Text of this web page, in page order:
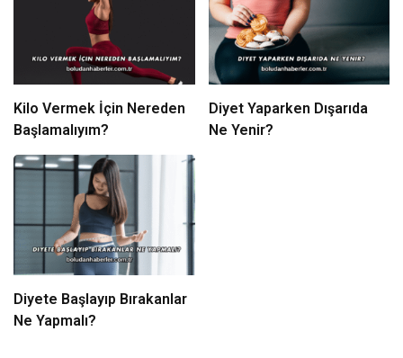
Kilo Vermek İçin Nereden
Başlamalıyım?
Diyet Yaparken Dışarıda
Ne Yenir?
Diyete Başlayıp Bırakanlar
Ne Yapmalı?